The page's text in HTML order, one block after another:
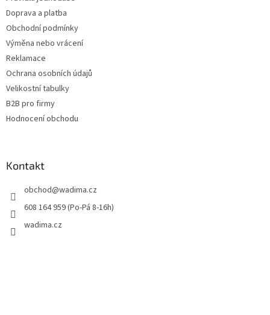
Doprava a platba
Obchodní podmínky
Výměna nebo vrácení
Reklamace
Ochrana osobních údajů
Velikostní tabulky
B2B pro firmy
Hodnocení obchodu
Kontakt
obchod@wadima.cz
608 164 959 (Po-Pá 8-16h)
wadima.cz